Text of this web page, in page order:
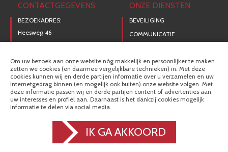
CONTACTGEGEVENS:
BEZOEKADRES:
Heesweg 46
0572-352511
info@beekmanelektro.nl
AFLEVERADRES:
Ampèrestraat 16
ONZE DIENSTEN
BEVEILIGING
COMMUNICATIE
OPENINGSTIJDEN EN
Om uw bezoek aan onze website nóg makkelijk en persoonlijker te maken
zetten we cookies (en daarmee vergelijkbare technieken) in. Met deze
cookies kunnen wij en derde partijen informatie over u verzamelen en uw
internetgedrag binnen (en mogelijk ook buiten) onze website volgen. Met
deze informatie passen wij en derde partijen content of advertenties aan
uw interesses en profiel aan. Daarnaast is het dankzij cookies mogelijk
informatie te delen via social media.
IK GA AKKOORD